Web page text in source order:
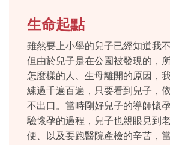
生命起點
雖然要上小學的兒子已經知道我
但由於兒子是在公園被發現的，
怎麼樣的人、生母離開的原因，
練過千遍百遍，只要看到兒子，
不出口。當時剛好兒子的導師懷
驗懷孕的過程，兒子也親眼見到
便、以及要跑醫院產檢的辛苦，